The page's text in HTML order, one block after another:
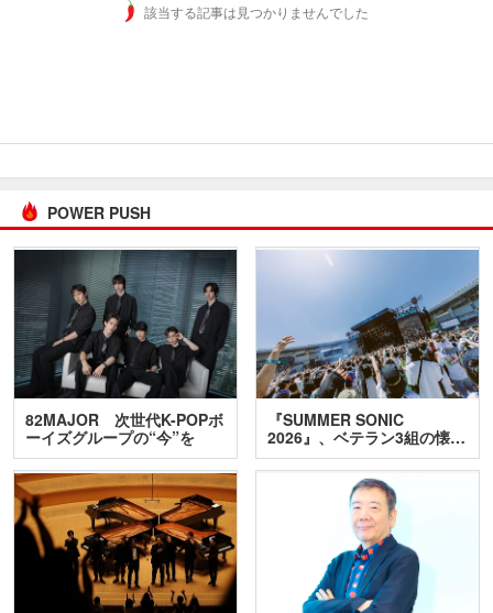
該当する記事は見つかりませんでした
POWER PUSH
82MAJOR 次世代K-POPボ
ーイズグループの“今”を
訊…
『SUMMER SONIC
2026』、ベテラン3組の懐…